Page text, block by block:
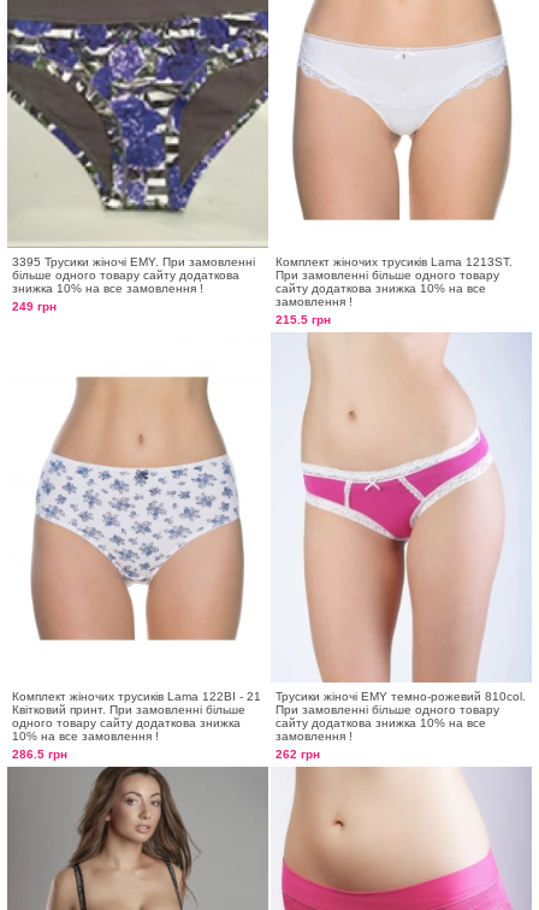
3395 Трусики жіночі EMY. При замовленні
більше одного товару сайту додаткова
знижка 10% на все замовлення !
249 грн
Комплект жіночих трусиків Lama 1213ST.
При замовленні більше одного товару
сайту додаткова знижка 10% на все
замовлення !
215.5 грн
Комплект жіночих трусиків Lama 122BI - 21
Квітковий принт. При замовленні більше
одного товару сайту додаткова знижка
10% на все замовлення !
286.5 грн
Трусики жіночі EMY темно-рожевий 810col.
При замовленні більше одного товару
сайту додаткова знижка 10% на все
замовлення !
262 грн